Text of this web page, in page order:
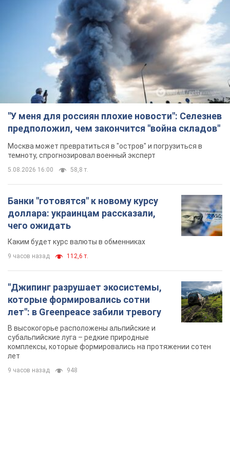
"У меня для россиян плохие новости": Селезнев
предположил, чем закончится "война складов"
Москва может превратиться в "остров" и погрузиться в
темноту, спрогнозировал военный эксперт
5.08.2026 16:00 58,8 т.
Банки "готовятся" к новому курсу
доллара: украинцам рассказали,
чего ожидать
Каким будет курс валюты в обменниках
9 часов назад 112,6 т.
"Джипинг разрушает экосистемы,
которые формировались сотни
лет": в Greenpeace забили тревогу
В высокогорье расположены альпийские и
субальпийские луга – редкие природные
комплексы, которые формировались на протяжении сотен
лет
9 часов назад 948